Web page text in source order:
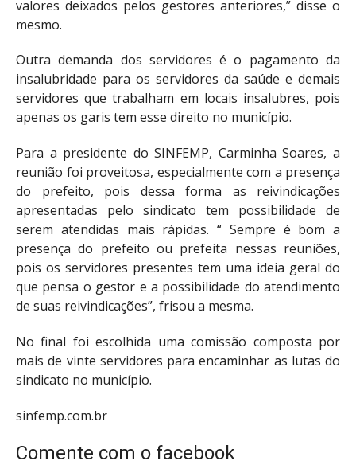
valores deixados pelos gestores anteriores,” disse o
mesmo.
Outra demanda dos servidores é o pagamento da
insalubridade para os servidores da saúde e demais
servidores que trabalham em locais insalubres, pois
apenas os garis tem esse direito no município.
Para a presidente do SINFEMP, Carminha Soares, a
reunião foi proveitosa, especialmente com a presença
do prefeito, pois dessa forma as reivindicações
apresentadas pelo sindicato tem possibilidade de
serem atendidas mais rápidas. “ Sempre é bom a
presença do prefeito ou prefeita nessas reuniões,
pois os servidores presentes tem uma ideia geral do
que pensa o gestor e a possibilidade do atendimento
de suas reivindicações”, frisou a mesma.
No final foi escolhida uma comissão composta por
mais de vinte servidores para encaminhar as lutas do
sindicato no município.
sinfemp.com.br
Comente com o facebook